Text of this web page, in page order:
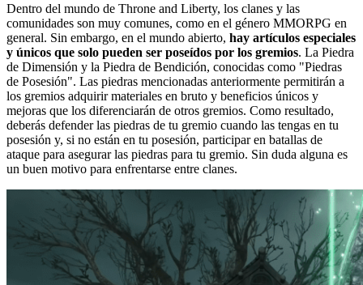
Dentro del mundo de Throne and Liberty, los clanes y las
comunidades son muy comunes, como en el género MMORPG en
general. Sin embargo, en el mundo abierto, hay artículos especiales
y únicos que solo pueden ser poseídos por los gremios. La Piedra
de Dimensión y la Piedra de Bendición, conocidas como "Piedras
de Posesión". Las piedras mencionadas anteriormente permitirán a
los gremios adquirir materiales en bruto y beneficios únicos y
mejoras que los diferenciarán de otros gremios. Como resultado,
deberás defender las piedras de tu gremio cuando las tengas en tu
posesión y, si no están en tu posesión, participar en batallas de
ataque para asegurar las piedras para tu gremio. Sin duda alguna es
un buen motivo para enfrentarse entre clanes.